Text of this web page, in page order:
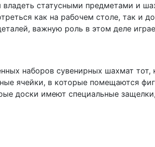
статусными предметами и
как на рабочем столе, так и
важную роль в этом деле
наборов сувенирных шахмат
ячейки, в которые помещаются
доски имеют специальные